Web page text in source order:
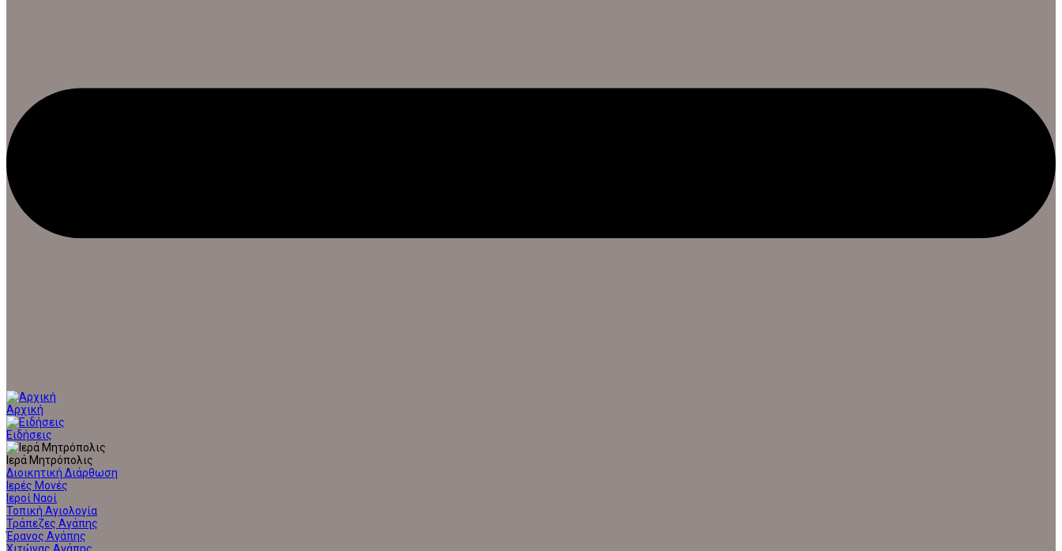
Αρχική
Ειδήσεις
Ιερά Μητρόπολις
Διοικητική Διάρθωση
Ιερές Μονές
Ιεροί Ναοί
Τοπική Αγιολογία
Τράπεζες Αγάπης
Έρανος Αγάπης
Χιτώνας Αγάπης